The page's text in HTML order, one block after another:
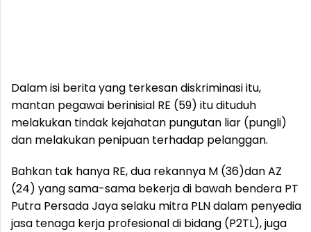
Dalam isi berita yang terkesan diskriminasi itu,
mantan pegawai berinisial RE (59) itu dituduh
melakukan tindak kejahatan pungutan liar (pungli)
dan melakukan penipuan terhadap pelanggan.
Bahkan tak hanya RE, dua rekannya M (36)dan AZ
(24) yang sama-sama bekerja di bawah bendera PT
Putra Persada Jaya selaku mitra PLN dalam penyedia
jasa tenaga kerja profesional di bidang (P2TL), juga